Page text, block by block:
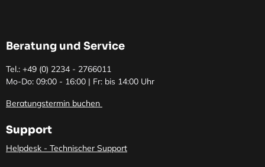
Beratung und Service
Tel.: +49 (0) 2234 - 2766011
Mo-Do: 09:00 - 16:00 | Fr: bis 14:00 Uhr
Beratungstermin buchen
Support
Helpdesk - Technischer Support